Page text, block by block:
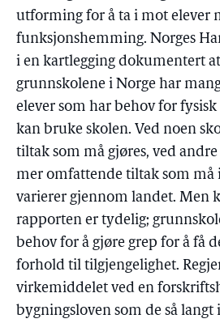
utforming for å ta i mot elever
funksjonshemming. Norges
i en kartlegging dokumentert
grunnskolene i Norge har
elever som har behov for
kan bruke skolen. Ved noen
tiltak som må gjøres, ved
mer omfattende tiltak som må
varierer gjennom landet. Men
rapporten er tydelig;
behov for å gjøre grep for å få
forhold til tilgjengelighet.
virkemiddelet ved en
bygningsloven som de så